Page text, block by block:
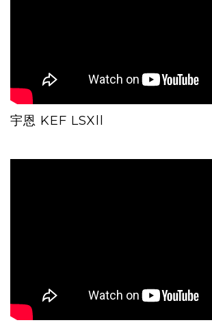
宇恩 KEF LSXll